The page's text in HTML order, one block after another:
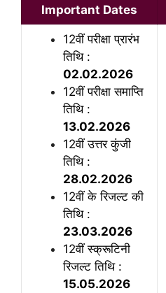
Important Dates
12वीं परीक्षा प्रारंभ
तिथि :
02.02.2026
12वीं परीक्षा समाप्ति
तिथि :
13.02.2026
12वीं उत्तर कुंजी
तिथि :
28.02.2026
12वीं के रिजल्ट की
तिथि :
23.03.2026
12वीं स्क्रूटिनी
रिजल्ट तिथि :
15.05.2026